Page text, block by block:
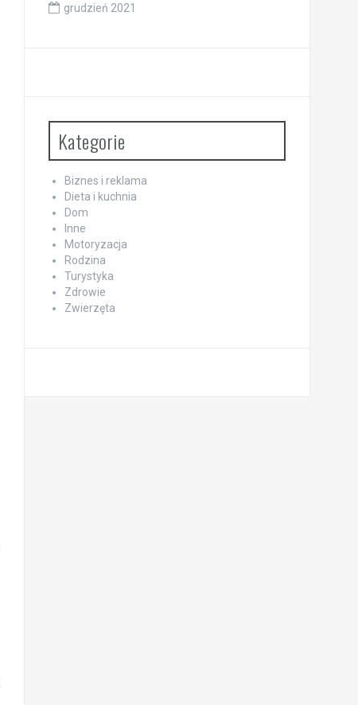
grudzień 2021
Kategorie
Biznes i reklama
Dieta i kuchnia
Dom
Inne
Motoryzacja
Rodzina
Turystyka
Zdrowie
Zwierzęta